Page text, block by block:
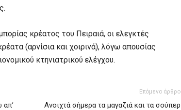
κρέατος του Πειραιά, οι ελεγκτές
(αρνίσια και χοιρινά), λόγω απουσίας
κτηνιατρικού ελέγχου.
Επόμενο άρθρο
Ανοιχτά σήμερα τα μαγαζιά και τα σούπερ